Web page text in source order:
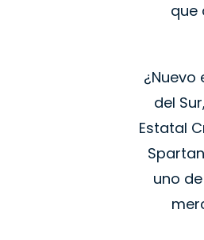
que
del
Estatal
uno